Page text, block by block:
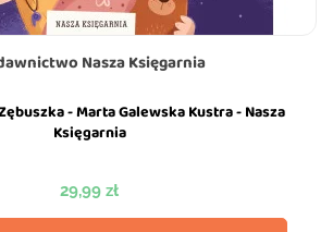
Nasza Księgarnia
- Marta Galewska Kustra - Nasza
Księgarnia
Cena
29,99 zł